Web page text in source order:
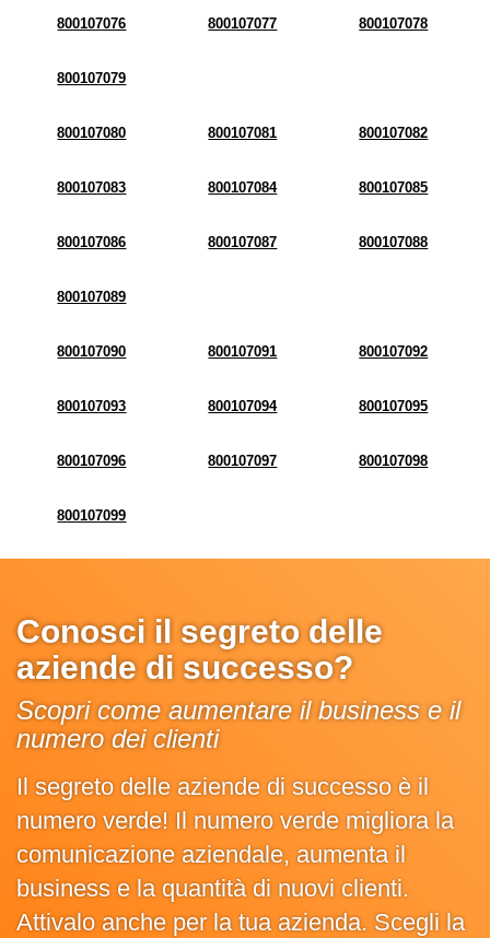
800107076 800107077 800107078
800107079
800107080 800107081 800107082
800107083 800107084 800107085
800107086 800107087 800107088
800107089
800107090 800107091 800107092
800107093 800107094 800107095
800107096 800107097 800107098
800107099
Conosci il segreto delle
aziende di successo?
Scopri come aumentare il business e il
numero dei clienti
Il segreto delle aziende di successo è il
numero verde! Il numero verde migliora la
comunicazione aziendale, aumenta il
business e la quantità di nuovi clienti.
Attivalo anche per la tua azienda. Scegli la